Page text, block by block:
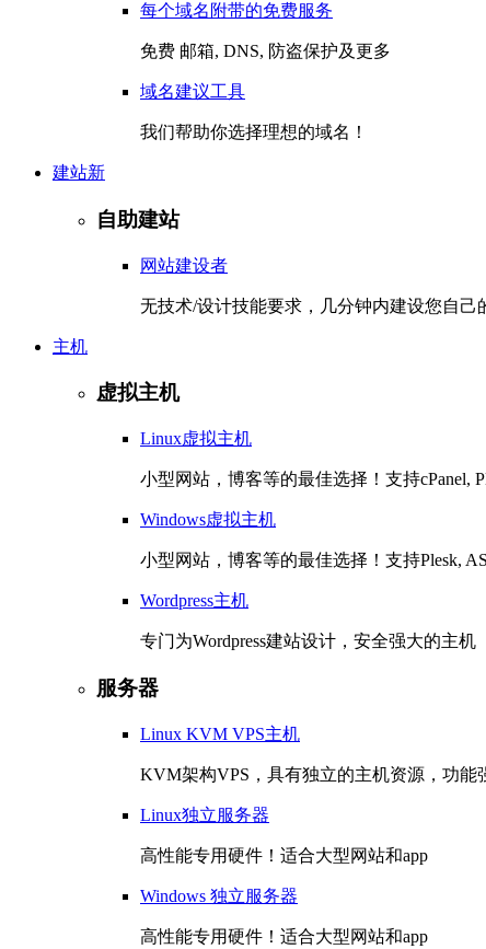
每个域名附带的免费服务
免费 邮箱, DNS, 防盗保护及更多
域名建议工具
我们帮助你选择理想的域名！
建站新
自助建站
网站建设者
无技术/设计技能要求，几分钟内建设您自己
主机
虚拟主机
Linux虚拟主机
小型网站，博客等的最佳选择！支持cPanel,
Windows虚拟主机
小型网站，博客等的最佳选择！支持Plesk,
Wordpress主机
专门为Wordpress建站设计，安全强大的主机
服务器
Linux KVM VPS主机
KVM架构VPS，具有独立的主机资源，功能
Linux独立服务器
高性能专用硬件！适合大型网站和app
Windows 独立服务器
高性能专用硬件！适合大型网站和app